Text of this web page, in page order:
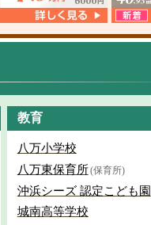
教育
八万小学校
八万東保育所(保育所)
沖浜シーズ 認定こども園
城南高等学校